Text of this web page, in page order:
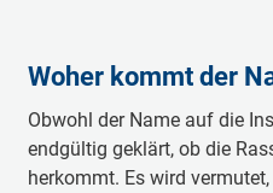
Woher kommt der
Obwohl der Name auf die
endgültig geklärt, ob die
herkommt. Es wird